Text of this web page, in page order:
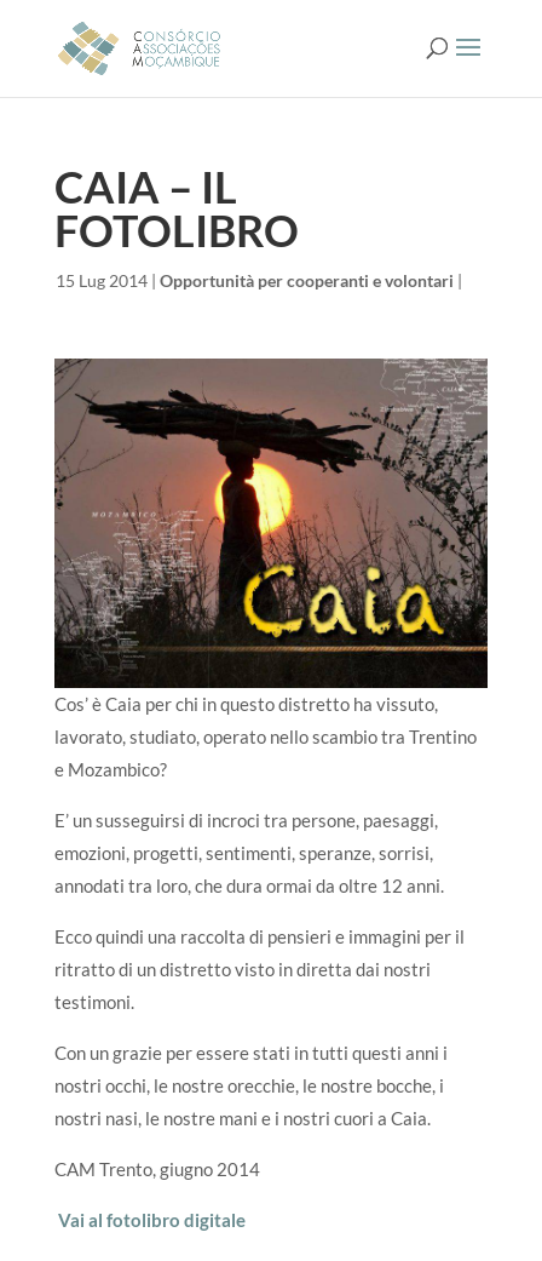
CAIA – IL
FOTOLIBRO
15 Lug 2014| Opportunità per cooperanti e volontari |
Cos’ è Caia per chi in questo distretto ha vissuto,
lavorato, studiato, operato nello scambio tra Trentino
e Mozambico?
E’ un susseguirsi di incroci tra persone, paesaggi,
emozioni, progetti, sentimenti, speranze, sorrisi,
annodati tra loro, che dura ormai da oltre 12 anni.
Ecco quindi una raccolta di pensieri e immagini per il
ritratto di un distretto visto in diretta dai nostri
testimoni.
Con un grazie per essere stati in tutti questi anni i
nostri occhi, le nostre orecchie, le nostre bocche, i
nostri nasi, le nostre mani e i nostri cuori a Caia.
CAM Trento, giugno 2014
Vai al fotolibro digitale